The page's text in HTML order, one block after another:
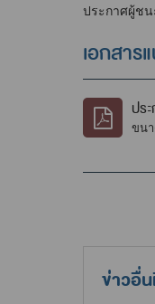
ประกาศผู้ชน
เอกสาร
ปร
ขน
ข่าวอื่